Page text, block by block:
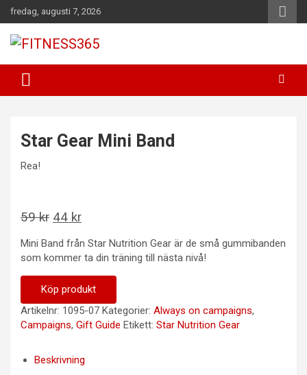
Hoppa
till
innehåll
fredag, augusti 7, 2026
FITNESS365
Star Gear Mini Band
Rea!
59kr Det
priset
59 kr.
44 krDet
priset
44 kr.
Mini Band från Star Nutrition Gear är de små gummibanden
som kommer ta din träning till nästa nivå!
Köp produkt
Artikelnr: 1095-07 Kategorier: Always on campaigns,
Campaigns, Gift Guide Etikett: Star Nutrition Gear
Beskrivning